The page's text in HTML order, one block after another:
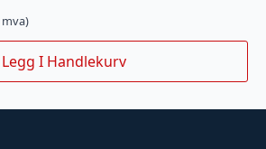
mva)
Legg I Handlekurv